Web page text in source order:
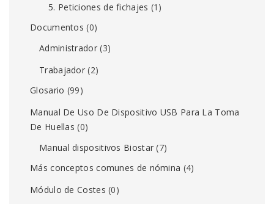
5. Peticiones de fichajes (1)
Documentos (0)
Administrador(3)
Trabajador (2)
Glosario (99)
Manual De Uso De Dispositivo USB Para La Toma
De Huellas (0)
Manual dispositivos Biostar (7)
Más conceptos comunes de nómina (4)
Módulo de Costes (0)